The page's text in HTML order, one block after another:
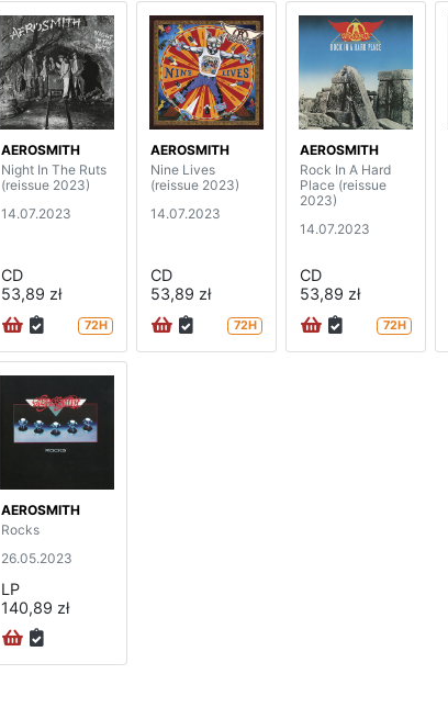
AEROSMITH
Night In The Ruts
(reissue 2023)
14.07.2023
CD
53,89 zł
72H
AEROSMITH
Nine Lives
(reissue 2023)
14.07.2023
CD
53,89 zł
72H
AEROSMITH
Rock In A Hard
Place (reissue
2023)
14.07.2023
CD
53,89 zł
72H
AEROSMITH
Rocks
26.05.2023
LP
140,89 zł